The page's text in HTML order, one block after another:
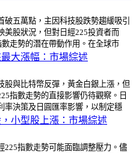
五萬點，主因科技股跌勢趨緩吸引
美股狀況，但對日經225投資者而
走勢的潛在帶動作用。在全球市
大漲幅：市場綜述
股與比特幣反彈，黃金白銀上漲，但
指數走勢的直接影響仍待觀察。日
率決策及日圓匯率影響，以制定穩
小型股上漲：市場綜述
225指數走勢可能面臨調整壓力。儘